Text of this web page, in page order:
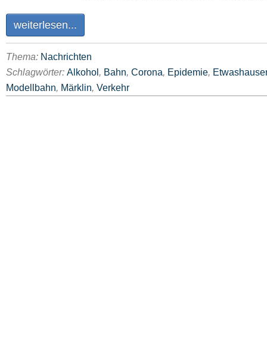
weiterlesen...
Thema: Nachrichten
Schlagwörter: Alkohol, Bahn, Corona, Epidemie,
Modellbahn, Märklin, Verkehr